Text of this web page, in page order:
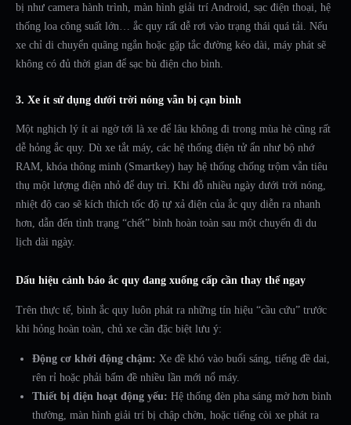
bị như camera hành trình, màn hình giải trí Android, sạc điện thoại, hệ
thống loa công suất lớn… ắc quy rất dễ rơi vào trạng thái quá tải. Nếu
xe chỉ di chuyển quãng ngắn hoặc gặp tắc đường kéo dài, máy phát sẽ
không có đủ thời gian để sạc bù điện cho bình.
3. Xe ít sử dụng dưới trời nóng vẫn bị cạn bình
Một nghịch lý ít ai ngờ tới là xe để lâu không đi trong mùa hè cũng rất
dễ hỏng ắc quy. Dù xe tắt máy, các hệ thống điện tử ẩn như bộ nhớ
RAM, khóa thông minh (Smartkey) hay hệ thống chống trộm vẫn tiêu
thụ một lượng điện nhỏ để duy trì. Khi đỗ nhiều ngày dưới trời nóng,
nhiệt độ cao sẽ kích thích tốc độ tự xả điện của ắc quy diễn ra nhanh
hơn, dẫn đến tình trạng “chết” bình hoàn toàn sau một chuyến đi du
lịch dài ngày.
Dấu hiệu cảnh báo ắc quy đang xuống cấp cần thay thế ngay
Trên thực tế, bình ắc quy luôn phát ra những tín hiệu “cầu cứu” trước
khi hỏng hoàn toàn, chủ xe cần đặc biệt lưu ý:
Động cơ khởi động chậm: Xe đề khó vào buổi sáng, tiếng đề dai,
rên rỉ hoặc phải bấm đề nhiều lần mới nổ máy.
Thiết bị điện hoạt động yếu: Hệ thống đèn pha sáng mờ hơn bình
thường, màn hình giải trí bị chập chờn, hoặc tiếng còi xe phát ra